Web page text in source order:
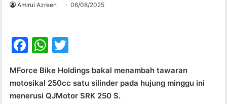
Amirul Azreen 06/08/2025
F
c
e
W
at
s
itt
er
MForce Bike Holdings bakal menambah tawaran
motosikal 250cc satu silinder pada hujung minggu ini
menerusi QJMotor SRK 250 S.